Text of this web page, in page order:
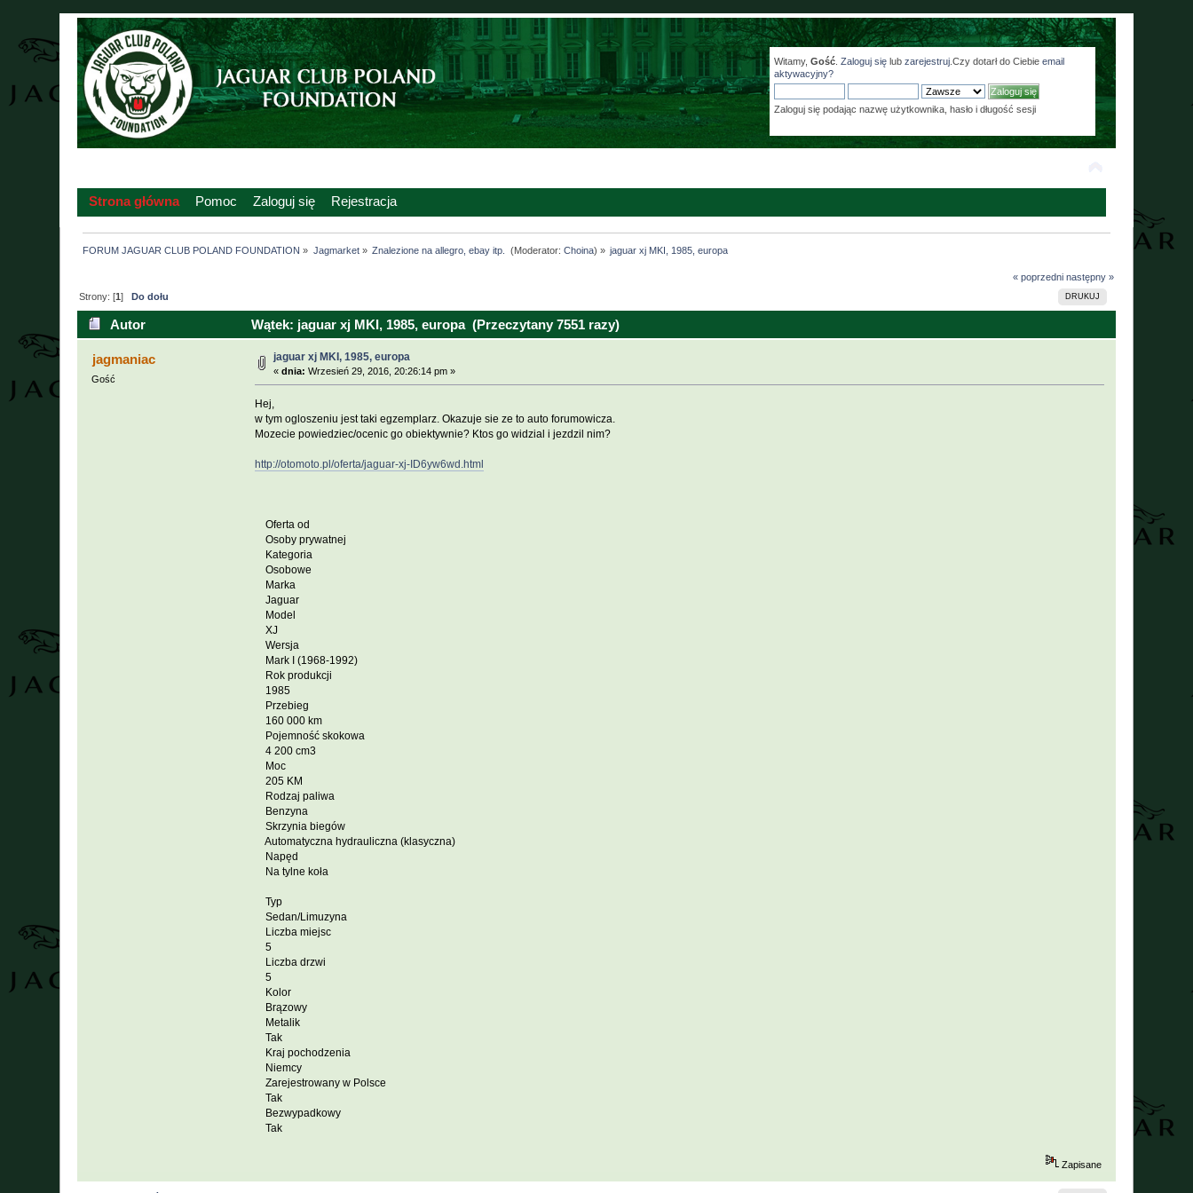
Witamy, Gość. Zaloguj sięlub zarejestruj.Czy dotarł do Ciebie email
aktywacyjny?
Zaloguj się podając nazwę użytkownika, hasło i długość sesji
Strona główna Pomoc Zaloguj się Rejestracja
FORUM JAGUAR CLUB POLAND FOUNDATION » Jagmarket» Znalezione na allegro, ebay itp. (Moderator:Choina) » jaguar xj MKI, 1985, europa
« poprzedni następny »
DRUKUJ
Strony: [1] Do dołu
Autor Wątek: jaguar xj MKI, 1985, europa (Przeczytany 7551 razy)
jagmaniac
Gość
jaguar xj MKI, 1985, europa
«dnia: Wrzesień 29, 2016, 20:26:14 pm »
Hej,
w tym ogloszeniu jest taki egzemplarz. Okazuje sie ze to auto forumowicza.
Mozecie powiedziec/ocenic go obiektywnie? Ktos go widzial i jezdzil nim?
http://otomoto.pl/oferta/jaguar-xj-ID6yw6wd.html
Oferta od
Osoby prywatnej
Kategoria
Osobowe
Marka
Jaguar
Model
XJ
Wersja
Mark I (1968-1992)
Rok produkcji
1985
Przebieg
160 000 km
Pojemność skokowa
4 200 cm3
Moc
205 KM
Rodzaj paliwa
Benzyna
Skrzynia biegów
Automatyczna hydrauliczna (klasyczna)
Napęd
Na tylne koła
Typ
Sedan/Limuzyna
Liczba miejsc
5
Liczba drzwi
5
Kolor
Brązowy
Metalik
Tak
Kraj pochodzenia
Niemcy
Zarejestrowany w Polsce
Tak
Bezwypadkowy
Tak
Zapisane